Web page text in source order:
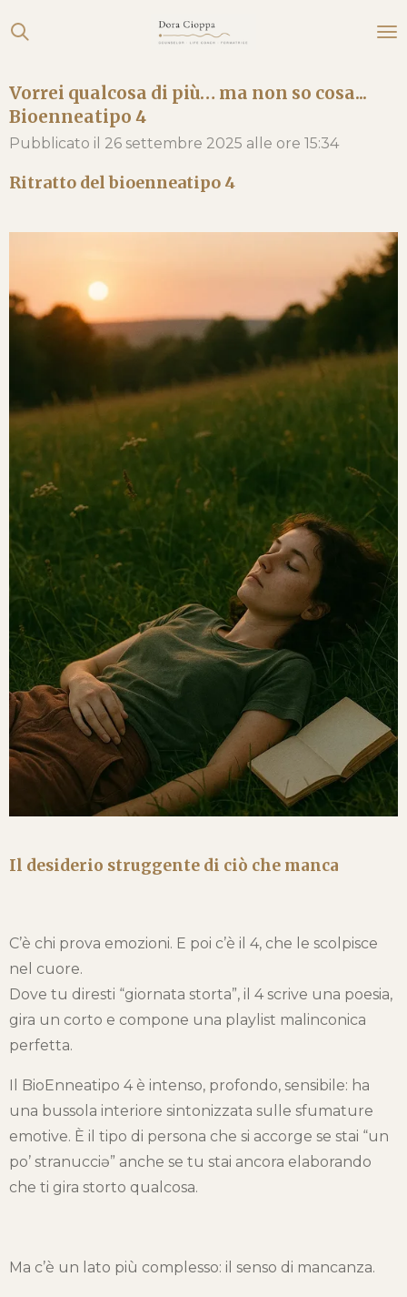
Vai
principale
Vorrei qualcosa di più… ma non so cosa...
Bioenneatipo 4
Pubblicato il 26 settembre 2025 alle ore 15:34
Ritratto del bioenneatipo 4
Il desiderio struggente di ciò che manca
C’è chi prova emozioni. E poi c’è il 4, che le scolpisce
nel cuore.
Dove tu diresti “giornata storta”, il 4 scrive una poesia,
gira un corto e compone una playlist malinconica
perfetta.
Il BioEnneatipo 4 è intenso, profondo, sensibile: ha
una bussola interiore sintonizzata sulle sfumature
emotive. È il tipo di persona che si accorge se stai “un
po’ stranucciə” anche se tu stai ancora elaborando
che ti gira storto qualcosa.
Ma c’è un lato più complesso: il senso di mancanza.